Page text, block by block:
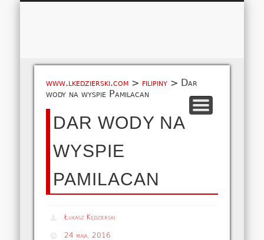
O NAS
EUROPA A-M
EUROPA N-Z
AZJA
AFRYKA
AMERYKA
OCEANIA
MAPA
WSPÓŁPRACA
KONTAKT
www.lkedzierski.com > filipiny > Dar
wody na wyspie Pamilacan
DAR WODY NA
WYSPIE
PAMILACAN
Łukasz Kędzierski
24 maja, 2016